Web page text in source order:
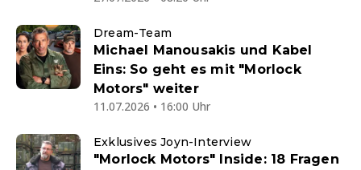
Dream-Team
Michael Manousakis und Kabel
Eins: So geht es mit "Morlock
Motors" weiter
11.07.2026 • 16:00 Uhr
Exklusives Joyn-Interview
"Morlock Motors" Inside: 18 Fragen